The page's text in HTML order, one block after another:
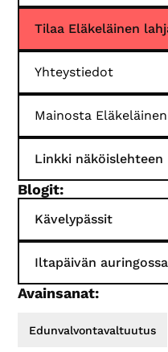
Tilaa Eläkeläinen
Yhteystiedot
Mainosta
Linkki näköislehteen
Blogit:
Kävelypässit
Iltapäivän auringossa
Avainsanat:
Edunvalvontavaltuutus